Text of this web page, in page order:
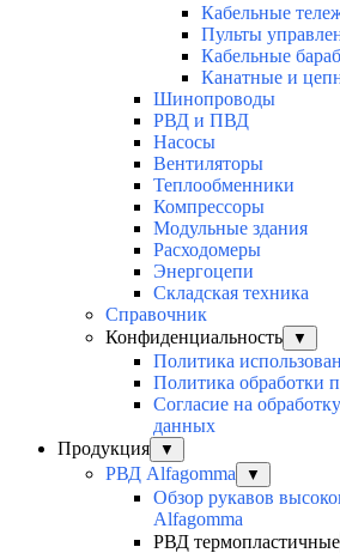
Кабельные
Пульты
Кабельные
Канатные и
Шинопроводы
РВД и ПВД
Насосы
Вентиляторы
Теплообменники
Компрессоры
Модульные здания
Расходомеры
Энергоцепи
Складская техника
Справочник
Конфиденциальность
▼
Политика
Политика обработки
Согласие на
данных
Продукция
▼
РВД Alfagomma ▼
Обзор рукавов
Alfagomma
РВД термопластичные